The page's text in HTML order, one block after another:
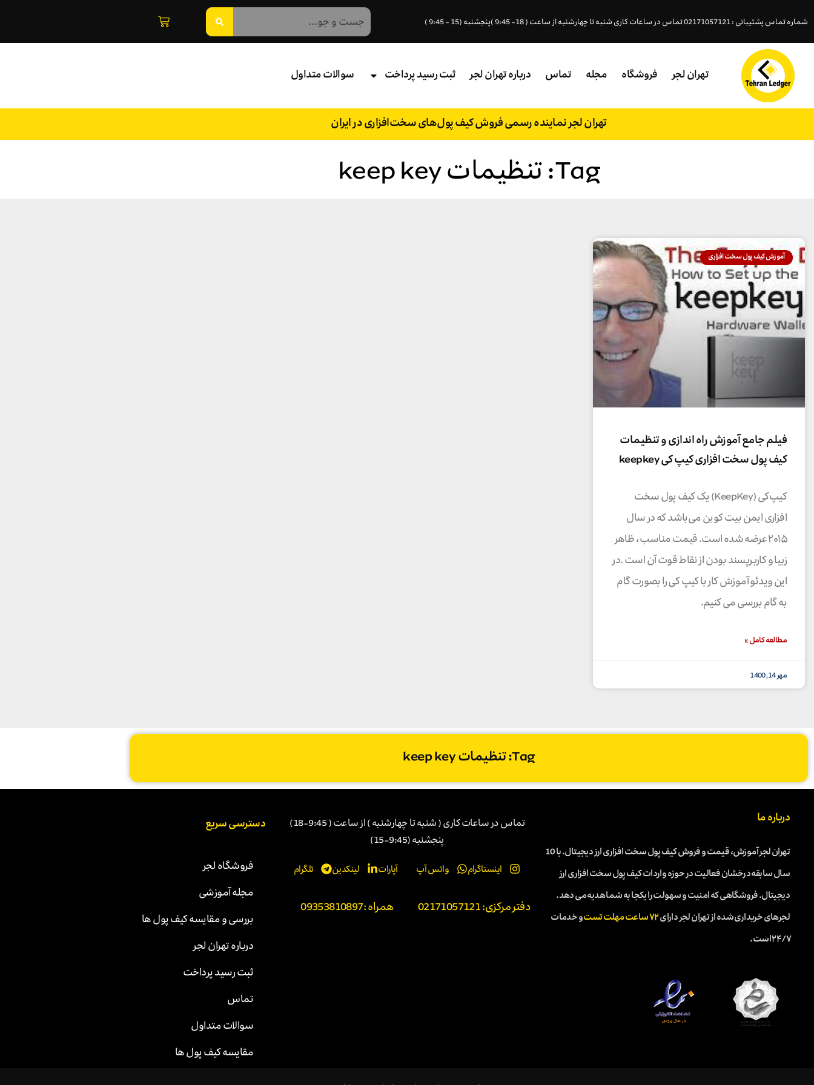
شماره تماس پشتیبانی : 02171057121 تماس در ساعات کاری شنبه تا چهارشنبه از ساعت ( 18- 9:45 )پنجشنبه (15 - 9:45 )
تهران لجر فروشگاه مجله تماس درباره تهران لجر ثبت رسید پرداخت سوالات متداول
تهران لجر نماینده رسمی فروش کیف پول‌های سخت‌افزاری در ایران
Tag: تنظیمات keep key
آموزش کیف پول سخت افزاری
فیلم جامع آموزش راه اندازی و تنظیمات
کیف پول سخت افزاری کیپ کی keepkey
کیپ‌کی (KeepKey) یک کیف پول سخت
افزاری ایمن بیت کوین می‌باشد که در سال
۲۰۱۵ عرضه شده است. قیمت مناسب ، ظاهر
زیبا و کاربرپسند بودن از نقاط قوت آن است .در
این ویدئو آموزش کار با کیپ کی را بصورت گام
به گام بررسی می کنیم.
مطالعه کامل »
مهر 14, 1400
Tag: تنظیمات keep key
درباره ما
تهران لجر آموزش، قیمت و فروش کیف پول سخت افزاری ارز دیجیتال. با 10
سال سابقه درخشان فعالیت در حوزه واردات کیف پول سخت افزاری ارز
دیجیتال. فروشگاهی که امنیت و سهولت را یکجا به شما هدیه می دهد.
لجرهای خریداری شده از تهران لجر دارای
و خدمات
۲۴/۷ است.
تماس در ساعات کاری ( شنبه تا چهارشنبه ) از ساعت ( 9:45-18)
پنجشنبه (9:45-15)
اینستاگرام واتس آپ آپارات لینکدین تلگرام
دفتر مرکزی: 02171057121 همراه :09353810897
دسترسی سریع
فروشگاه لجر
مجله آموزشی
بررسی و مقایسه کیف پول ها
درباره تهران لجر
ثبت رسید پرداخت
تماس
سوالات متداول
مقایسه کیف پول ها